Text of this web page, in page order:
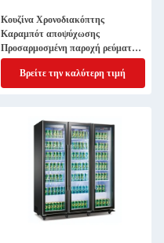
Κουζίνα Χρονοδιακόπτης
Καραμπότ αποψύχωσης
Προσαρμοσμένη παροχή ρεύματος
από ανοξείδωτο χάλυβα
Βρείτε την καλύτερη τιμή